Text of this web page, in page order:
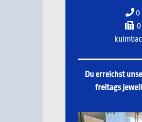
0
0
Du erreichst
freitags